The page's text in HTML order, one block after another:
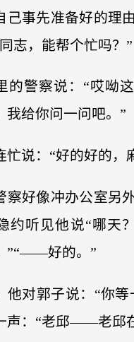
己事先准备好的理
志，能帮个忙吗？”
的警察说：“哎呦
我给你问一问吧。”
忙说：“好的好的，
察好像冲办公室另
约听见他说“哪天
”“——好的。”
他对郭子说：“你等
声：“老邱——老